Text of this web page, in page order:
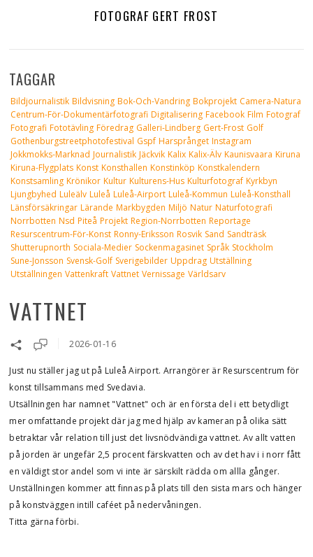
FOTOGRAF GERT FROST
VATTNET
2026-01-16
Just nu ställer jag ut på Luleå Airport. Arrangörer är Resurscentrum för
konst tillsammans med Svedavia.
Utsällningen har namnet "Vattnet" och är en första del i ett betydligt
mer omfattande projekt där jag med hjälp av kameran på olika sätt
betraktar vår relation till just det livsnödvändiga vattnet. Av allt vatten
på jorden är ungefär 2,5 procent färskvatten och av det hav i i norr fått
en väldigt stor andel som vi inte är särskilt rädda om allla gånger.
Unställningen kommer att finnas på plats till den sista mars och hänger
på konstväggen intill caféet på nedervåningen.
Titta gärna förbi.
TAGGAR
Bildjournalistik Bildvisning Bok-Och-Vandring Bokprojekt Camera-Natura
Centrum-För-Dokumentärfotografi Digitalisering Facebook Film Fotograf
Fotografi Fototävling Föredrag Galleri-Lindberg Gert-Frost Golf
Gothenburgstreetphotofestival Gspf Harsprånget Instagram
Jokkmokks-Marknad Journalistik Jäckvik Kalix Kalix-Älv Kaunisvaara Kiruna
Kiruna-Flygplats Konst Konsthallen Konstinköp Konstkalendern
Konstsamling Krönikor Kultur Kulturens-Hus Kulturfotograf Kyrkbyn
Ljungbyhed Luleälv Luleå Luleå-Airport Luleå-Kommun Luleå-Konsthall
Länsförsäkringar Lärande Markbygden Miljö Natur Naturfotografi
Norrbotten Nsd Piteå Projekt Region-Norrbotten Reportage
Resurscentrum-För-Konst Ronny-Eriksson Rosvik Sand Sandträsk
Shutterupnorth Sociala-Medier Sockenmagasinet Språk Stockholm
Sune-Jonsson Svensk-Golf Sverigebilder Uppdrag Utställning
Utställningen Vattenkraft Vattnet Vernissage Världsarv